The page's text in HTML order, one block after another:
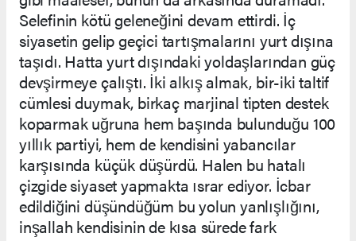
Selefinin kötü geleneğini devam ettirdi. İç
siyasetin gelip geçici tartışmalarını yurt dışına
taşıdı. Hatta yurt dışındaki yoldaşlarından güç
devşirmeye çalıştı. İki alkış almak, bir-iki taltif
cümlesi duymak, birkaç marjinal tipten destek
koparmak uğruna hem başında bulunduğu 100
yıllık partiyi, hem de kendisini yabancılar
karşısında küçük düşürdü. Halen bu hatalı
çizgide siyaset yapmakta ısrar ediyor. İcbar
edildiğini düşündüğüm bu yolun yanlışlığını,
inşallah kendisinin de kısa sürede fark